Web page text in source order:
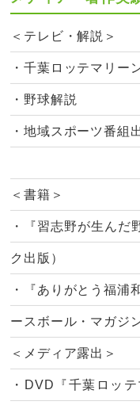
＜テレビ・解説＞
・千葉ロッテマリー
・野球解説
・地域スポーツ番組
＜書籍＞
・『習志野が生んだ
ク出版）
・『ありがとう福浦
ースボール・マガジ
＜メディア露出＞
・DVD『千葉ロッ